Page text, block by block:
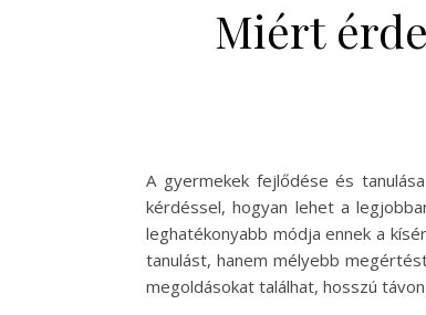
Miért
A gyermekek fejlődése és
kérdéssel, hogyan lehet a
leghatékonyabb módja ennek a
tanulást, hanem mélyebb
megoldásokat találhat, hosszú